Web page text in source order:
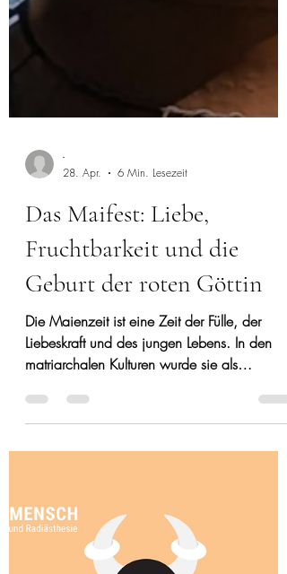
28. Apr.
6 Min. Lesezeit
Das Maifest: Liebe,
Fruchtbarkeit und die
Geburt der roten Göttin
Die Maienzeit ist eine Zeit der Fülle, der
Liebeskraft und des jungen Lebens. In den
matriarchalen Kulturen wurde sie als
Feuer und Bräuchen, die bis heute in
unserem Alpenraum nachklingen.